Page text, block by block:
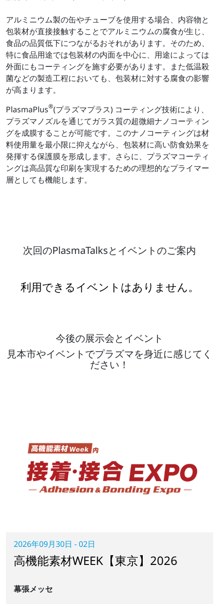
アルミニウム製の缶やチューブを使用する場合、内容物と
包装材が直接接触することでアルミニウムの腐食が生じ、
食品の品質低下につながるおそれがあります。そのため、
特に食品用途では包装材の内面を中心に、用途によっては
外面にもコーティングを施す必要があります。また低温殺
菌などの製造工程においても、包装材に対する腐食の影響
が高まります。
PlasmaPlus®(プラズマプラス) コーティング技術により、
プラズマノズルを通じてガラス質の超微細ナノコーティン
グを成膜することが可能です。このナノコーティングは材
料使用量を最小限に抑えながら、包装材に高い防食効果を
発揮する保護膜を形成します。さらに、プラズマコーティ
ングは高品質な印刷を実現するための理想的なプライマー
層としても機能します。
次回のPlasmaTalksとイベントのご案内
利用できるイベントはありません。
今後の展示会とイベント
見本市やイベントでプラズマを身近に感じてく
ださい！
2026年09月30日 - 02日
高機能素材WEEK【東京】2026
幕張メッセ